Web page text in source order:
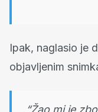
Ipak, naglasio je
objavljenim
“Žao mi je